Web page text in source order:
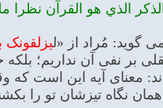
الذي هو القرآن نظرا
گوید: مُراد از «لیزلقونک
بر نفی آن نداریم؛
آيه اين است كه
تيزشان تو را